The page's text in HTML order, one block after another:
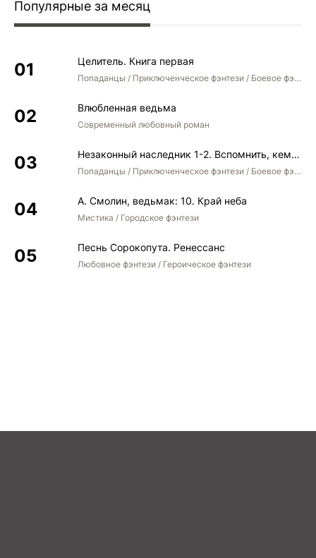
Популярные за месяц
Целитель. Книга первая
Попаданцы / Приключенческое фэнтези / Боевое фэнтези
Влюбленная ведьма
Современный любовный роман
Незаконный наследник 1-2. Вспомнить, кем был. Стать собой. Остаться собой
Попаданцы / Приключенческое фэнтези / Боевое фэнтези / Юмористическое фэнтези
А. Смолин, ведьмак: 10. Край неба
Мистика / Городское фэнтези
Песнь Сорокопута. Ренессанс
Любовное фэнтези / Героическое фэнтези